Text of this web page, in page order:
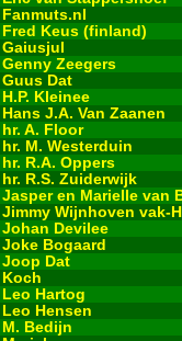
Fanmuts.nl
Fred Keus (finland)
Gaiusjul
Genny Zeegers
Guus Dat
H.P. Kleinee
Hans J.A. Van Zaanen
hr. A. Floor
hr. M. Westerduin
hr. R.A. Oppers
hr. R.S. Zuiderwijk
Jasper en Marielle van
Jimmy Wijnhoven vak-H
Johan Devilee
Joke Bogaard
Joop Dat
Koch
Leo Hartog
Leo Hensen
M. Bedijn